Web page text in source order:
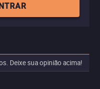
Deixe sua opinião acima!